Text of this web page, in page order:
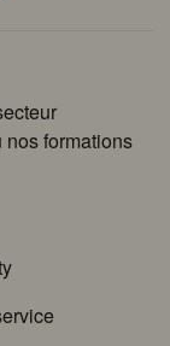
nos formations